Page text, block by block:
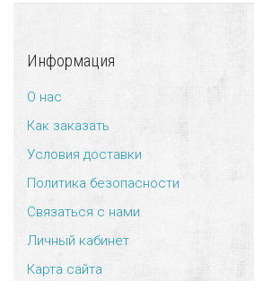
Информация
О нас
Как заказать
Условия доставки
Политика безопасности
Связаться с нами
Личный кабинет
Карта сайта